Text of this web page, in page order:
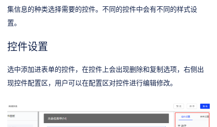
集信息的种类选择需要的控件。不同的控件中会有不同的样式设
置。
控件设置
选中添加进表单的控件，在控件上会出现删除和复制选项，右侧出
现控件配置区，用户可以在配置区对控件进行编辑修改。